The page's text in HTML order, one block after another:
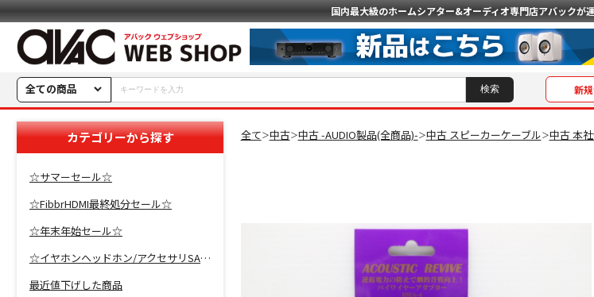
国内最大級のホームシアター&オーディオ専門店アバックが
全ての商品 新
カテゴリーから探す
☆サマーセール☆
☆FibbrHDMI最終処分セール☆
☆年末年始セール☆
☆イヤホンヘッドホン/アクセサリSALE☆
最近値下げした商品
全て＞中古＞中古 -AUDIO製品(全商品)-＞中古 スピーカーケーブル＞中古 本